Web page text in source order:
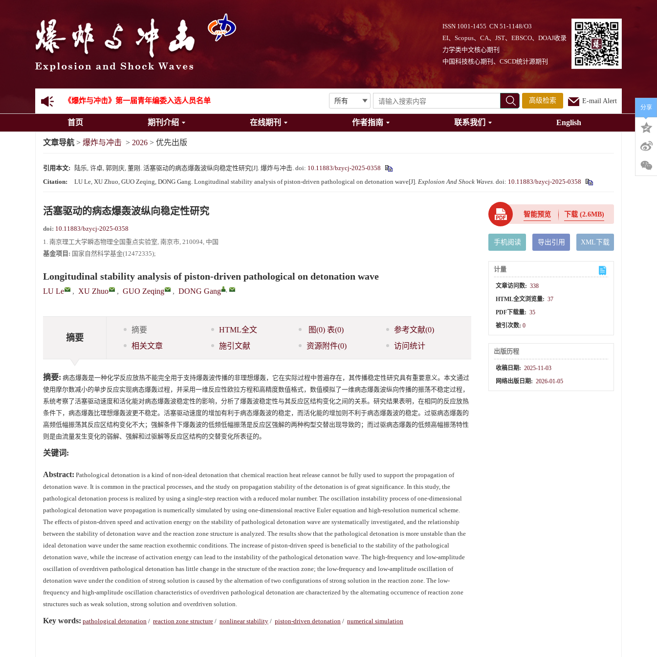
ISSN 1001-1455 CN 51-1148/O3
EI、Scopus、CA、JST、EBSCO、DOAJ收录
力学类中文核心期刊
中国科技核心期刊、CSCD统计源期刊
先进载运装备机械冲击失效与防护专题征稿启事
金属材料动态多尺度断裂专题征稿启事
《爆炸与冲击》第一届青年编委入选人员名单
《爆炸与冲击》向2024年度审稿专家致谢
高级检索 E-mail Alert
首页 期刊介绍 在线期刊 作者指南 联系我们 English
文章导航 > 爆炸与冲击 > 2026 > 优先出版
引用本文: 陆乐, 许卓, 郭则庆, 董刚. 活塞驱动的病态爆轰波纵向稳定性研究[J]. 爆炸与冲击. doi: 10.11883/bzycj-2025-0358
Citation:
LU Le, XU Zhuo, GUO Zeqing, DONG Gang. Longitudinal stability analysis of piston-driven pathological on detonation wave[J]. Explosion And Shock Waves. doi: 10.11883/bzycj-2025-0358
活塞驱动的病态爆轰波纵向稳定性研究
doi: 10.11883/bzycj-2025-0358
1. 南京理工大学瞬态物理全国重点实验室, 南京市, 210094, 中国
基金项目: 国家自然科学基金(12472335);
Longitudinal stability analysis of piston-driven pathological on detonation wave
LU Le , XU Zhuo , GUO Zeqing , DONG Gang ,
摘要
摘要 HTML全文 图(0) 表(0) 参考文献(0)
相关文章
施引文献 资源附件(0) 访问统计
摘要: 病态爆轰是一种化学反应放热不能完全用于支持爆轰波传播的非理想爆轰，它在实际过程中普遍存在，其传播稳定性研究具有重要意义。本文通过
使用摩尔数减小的单步反应实现病态爆轰过程，并采用一维反应性欧拉方程和高精度数值格式，数值模拟了一维病态爆轰波纵向传播的振荡不稳定过程，
系统考察了活塞驱动速度和活化能对病态爆轰波稳定性的影响，分析了爆轰波稳定性与其反应区结构变化之间的关系。研究结果表明，在相同的反应放热
条件下，病态爆轰比理想爆轰波更不稳定。活塞驱动速度的增加有利于病态爆轰波的稳定，而活化能的增加则不利于病态爆轰波的稳定。过驱病态爆轰的
高频低幅振荡其反应区结构变化不大；强解条件下爆轰波的低频低幅振荡是反应区强解的两种构型交替出现导致的；而过驱病态爆轰的低频高幅振荡特性
则是由流量发生变化的弱解、强解和过驱解等反应区结构的交替变化所表征的。
关键词:
Abstract: Pathological detonation is a kind of non-ideal detonation that chemical reaction heat release cannot be fully used to support the propagation of
detonation wave. It is common in the practical processes, and the study on propagation stability of the detonation is of great significance. In this study, the
pathological detonation process is realized by using a single-step reaction with a reduced molar number. The oscillation instability process of one-dimensional
pathological detonation wave propagation is numerically simulated by using one-dimensional reactive Euler equation and high-resolution numerical scheme.
The effects of piston-driven speed and activation energy on the stability of pathological detonation wave are systematically investigated, and the relationship
between the stability of detonation wave and the reaction zone structure is analyzed. The results show that the pathological detonation is more unstable than the
ideal detonation wave under the same reaction exothermic conditions. The increase of piston-driven speed is beneficial to the stability of the pathological
detonation wave, while the increase of activation energy can lead to the instability of the pathological detonation wave. The high-frequency and low-amplitude
oscillation of overdriven pathological detonation has little change in the structure of the reaction zone; the low-frequency and low-amplitude oscillation of
detonation wave under the condition of strong solution is caused by the alternation of two configurations of strong solution in the reaction zone. The low-
frequency and high-amplitude oscillation characteristics of overdriven pathological detonation are characterized by the alternating occurrence of reaction zone
structures such as weak solution, strong solution and overdriven solution.
Key words: pathological detonation / reaction zone structure / nonlinear stability / piston-driven detonation / numerical simulation
智能预览 下载(2.6MB)
手机阅读 导出引用 XML下载
计量
文章访问数: 338
HTML全文浏览量: 37
PDF下载量: 35
被引次数:0
出版历程
收稿日期: 2025-11-03
网络出版日期: 2026-01-05
分享